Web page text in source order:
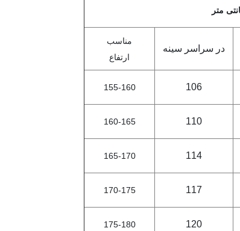
در سراسر سینه
مناسب
ارتفاع
106
155-160
110
160-165
114
165-170
117
170-175
120
175-180